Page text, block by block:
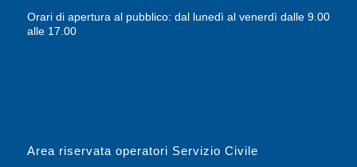
Orari di apertura al pubblico: dal lunedì al venerdì dalle 9.00
alle 17.00
Area riservata operatori Servizio Civile